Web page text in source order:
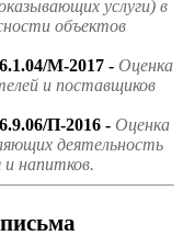
услуги) в
объектов
М-2017 - Оценка
и поставщиков
П-2016 - Оценка
деятельность
напитков.